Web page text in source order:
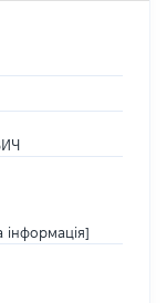
інформація]